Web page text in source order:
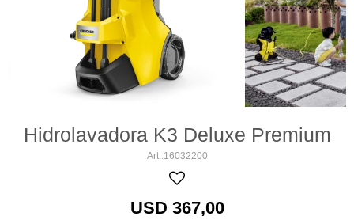
Hidrolavadora K3 Deluxe Premium
16032200
USD 367,00